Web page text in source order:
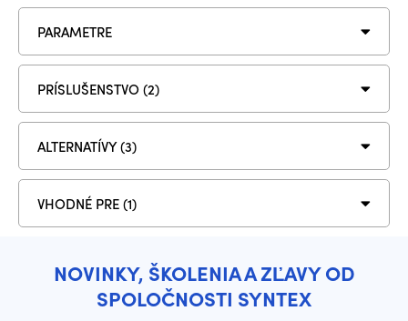
PARAMETRE
PRÍSLUŠENSTVO (2)
ALTERNATÍVY (3)
VHODNÉ PRE (1)
NOVINKY, ŠKOLENIA A ZĽAVY OD
SPOLOČNOSTI SYNTEX